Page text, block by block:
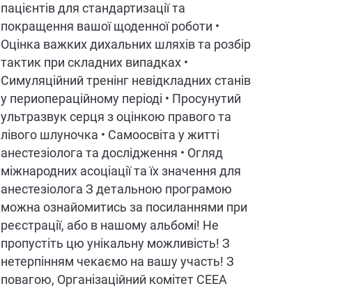
пацієнтів для стандартизації та
покращення вашої щоденної роботи •
Оцінка важких дихальних шляхів та розбір
тактик при складних випадках •
Симуляційний тренінг невідкладних станів
у периопераційному періоді • Просунутий
ультразвук серця з оцінкою правого та
лівого шлуночка • Самоосвіта у житті
анестезіолога та дослідження • Огляд
міжнародних асоціації та їх значення для
анестезіолога З детальною програмою
можна ознайомитись за посиланнями при
реєстрації, або в нашому альбомі! Не
пропустіть цю унікальну можливість! З
нетерпінням чекаємо на вашу участь! З
повагою, Організаційний комітет CEEA